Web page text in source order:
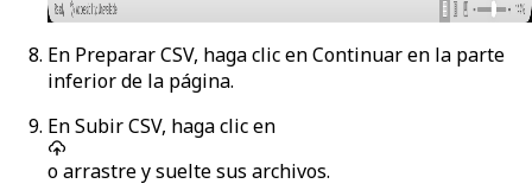
En Preparar CSV, haga clic enContinuaren la parte
inferior de la página.
EnSubir CSV, haga clic en
o arrastre y suelte sus archivos.